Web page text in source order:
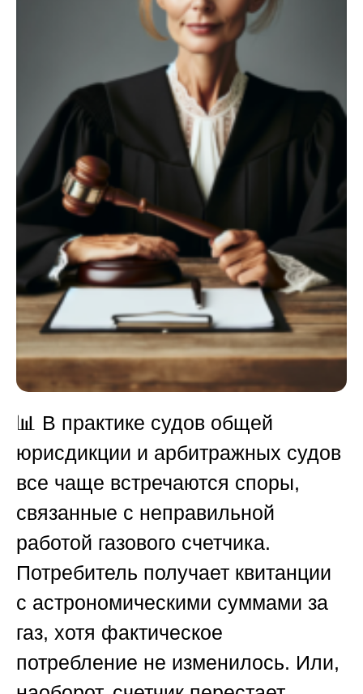
📊 В практике судов общей
юрисдикции и арбитражных судов
все чаще встречаются споры,
связанные с неправильной
работой газового счетчика.
Потребитель получает квитанции
с астрономическими суммами за
газ, хотя фактическое
потребление не изменилось. Или,